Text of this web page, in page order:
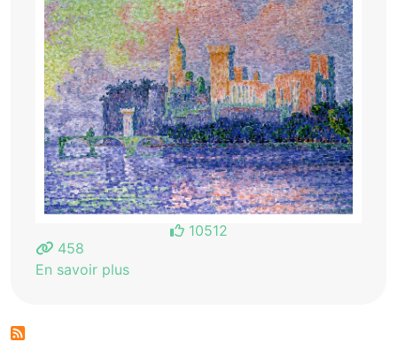
10512
458
En savoir plus